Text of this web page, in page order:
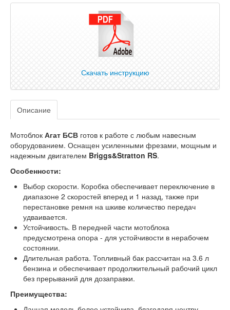
Скачать инструкцию
Описание
Мотоблок Агат БСВ готов к работе с любым навесным
оборудованием. Оснащен усиленными фрезами, мощным и
надежным двигателем Briggs&Stratton RS.
Особенности:
Выбор скорости. Коробка обеспечивает переключение в
диапазоне 2 скоростей вперед и 1 назад, также при
перестановке ремня на шкиве количество передач
удваивается.
Устойчивость. В передней части мотоблока
предусмотрена опора - для устойчивости в нерабочем
состоянии.
Длительная работа. Топливный бак рассчитан на 3.6 л
бензина и обеспечивает продолжительный рабочий цикл
без прерываний для дозаправки.
Преимущества: